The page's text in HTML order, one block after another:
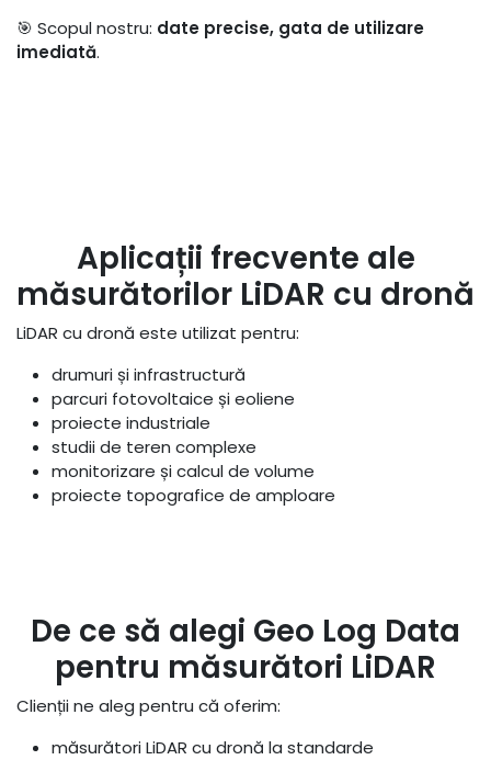
🎯 Scopul nostru: date precise, gata de utilizare
imediată.
Aplicații frecvente ale
măsurătorilor LiDAR cu dronă
LiDAR cu dronă este utilizat pentru:
drumuri și infrastructură
parcuri fotovoltaice și eoliene
proiecte industriale
studii de teren complexe
monitorizare și calcul de volume
proiecte topografice de amploare
De ce să alegi Geo Log Data
pentru măsurători LiDAR
Clienții ne aleg pentru că oferim:
măsurători LiDAR cu dronă la standarde